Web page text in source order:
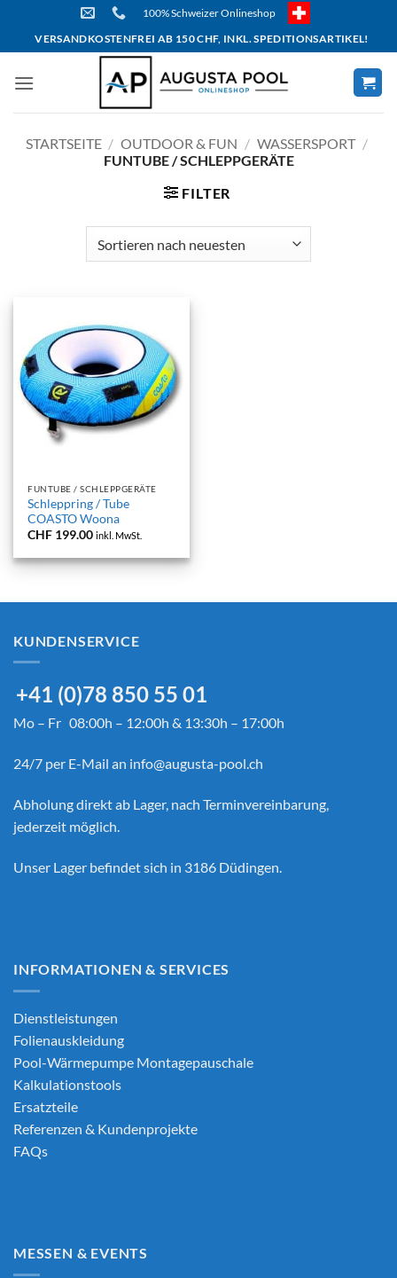
content
100% Schweizer Onlineshop
VERSANDKOSTENFREI AB 150 CHF, INKL. SPEDITIONSARTIKEL!
STARTSEITE / OUTDOOR & FUN / WASSERSPORT /
FUNTUBE / SCHLEPPGERÄTE
FILTER
FUNTUBE / SCHLEPPGERÄTE
Schleppring / Tube
COASTO Woona
CHF 199.00 inkl. MwSt.
KUNDENSERVICE
+41 (0)78 850 55 01
Mo – Fr 08:00h – 12:00h & 13:30h – 17:00h
24/7 per E-Mail an info@augusta-pool.ch
Abholung direkt ab Lager, nach Terminvereinbarung,
jederzeit möglich.
Unser Lager befindet sich in 3186 Düdingen.
INFORMATIONEN & SERVICES
Dienstleistungen
Folienauskleidung
Pool-Wärmepumpe Montagepauschale
Kalkulationstools
Ersatzteile
Referenzen & Kundenprojekte
FAQs
MESSEN & EVENTS